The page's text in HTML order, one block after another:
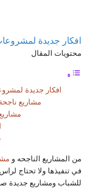
افكار جديدة
محتويات المقال
افكار جديدة
مشاريع
من المشاريع الناجحه و
في تنفيذها ولا تحتاج
للشباب ومشاريع جديدة